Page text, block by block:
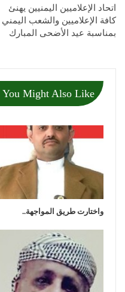
اتحاد الإعلاميين اليمنيين يهنئ
كافة الإعلاميين والشعب اليمني
بمناسبة عيد الأضحى المبارك
You Might Also Like
واختارت طريق المواجهة..